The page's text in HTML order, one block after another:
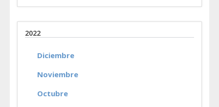
2022
Diciembre
Noviembre
Octubre